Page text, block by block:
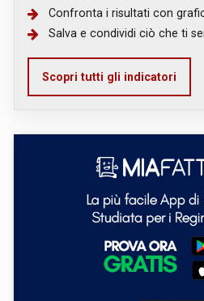
Confronta i risultati con
Salva e condividi ciò che ti
Scopri tutti gli indicatori